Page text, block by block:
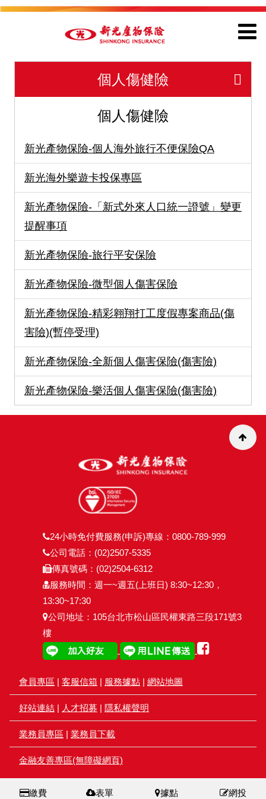
個人傷健險
個人傷健險
新光產物保險-個人海外旅行不便保險QA
新光海外樂遊卡投保專區
新光產物保險-「新式外來人口統一證號」變更
提醒事項
新光產物保險-旅行平安保險
新光產物保險-微型個人傷害保險
新光產物保險-精彩翱翔打工度假專案商品(傷
害險)(暫停受理)
新光產物保險-全新個人傷害保險(傷害險)
新光產物保險-樂活個人傷害保險(傷害險)
24小時免付費服務(申訴)專線：0800-789-999
公司電話：(02)2507-5335
傳真號碼：(02)2504-6312
服務時間：週一~週五(上班日) 8:30~12:30，
13:30~17:30
公司地址：105台北市松山區民權東路三段171號3
樓
會員專區 | 客服信箱 | 服務據點 | 網站地圖
好站連結 | 人才招募 | 隱私權聲明
業務員專區 | 業務員下載
金融友善專區(無障礙網頁)
繳費 表單 據點 網投